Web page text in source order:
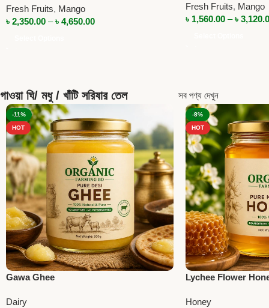
Fresh Fruits, Mango
৳ 2,350.00 – ৳ 4,650.00
Fresh Fruits, Mango
৳ 1,560.00 – ৳
গাওয়া ঘি/ মধু / খাঁটি সরিষার তেল সব পণ্য দেখুন
-11%
HOT
Gawa Ghee
Dairy
-8%
HOT
Lychee Flower
Honey